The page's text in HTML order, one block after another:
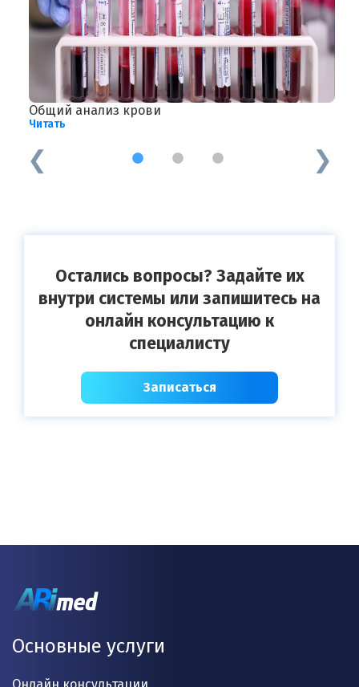
Общий анализ крови
Читать
1 2 3
Остались вопросы? Задайте их
внутри системы или запишитесь на
онлайн консультацию к
специалисту
Записаться
Основные услуги